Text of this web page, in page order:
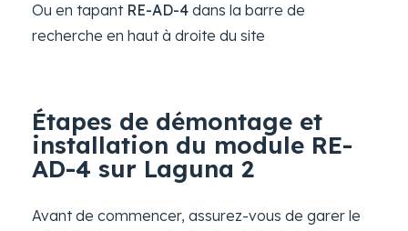
Ou en tapant RE-AD-4 dans la barre de
recherche en haut à droite du site
Étapes de démontage et
installation du module RE-
AD-4 sur Laguna 2
Avant de commencer, assurez-vous de garer le